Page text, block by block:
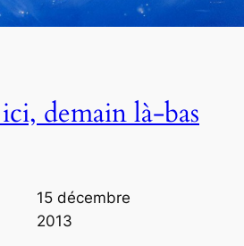
demain là-bas
15 décembre
2013